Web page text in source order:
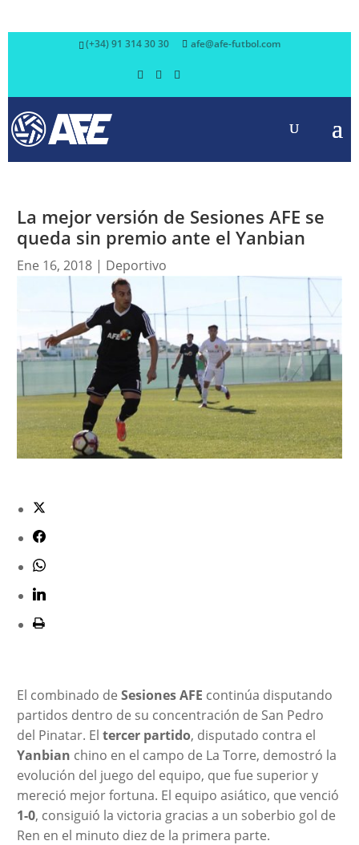
(+34) 91 314 30 30 afe@afe-futbol.com
La mejor versión de Sesiones AFE se
queda sin premio ante el Yanbian
Ene 16, 2018| Deportivo
El combinado de Sesiones AFE continúa disputando
partidos dentro de su concentración de San Pedro
del Pinatar. El tercer partido, disputado contra el
Yanbian chino en el campo de La Torre, demostró la
evolución del juego del equipo, que fue superior y
mereció mejor fortuna. El equipo asiático, que venció
1-0, consiguió la victoria gracias a un soberbio gol de
Ren en el minuto diez de la primera parte.